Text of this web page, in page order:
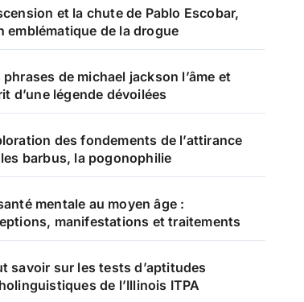
et la chute de Pablo Escobar,
emblématique de la drogue
phrases de michael jackson l’âme et
d’une légende dévoilées
des fondements de l’attirance
barbus, la pogonophilie
mentale au moyen âge :
manifestations et traitements
savoir sur les tests d’aptitudes
de l’Illinois ITPA